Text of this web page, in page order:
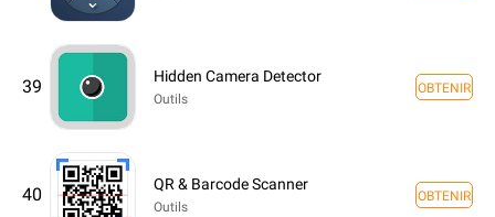
39
Hidden Camera Detector
Outils
OBTENIR
40
QR & Barcode Scanner
Outils
OBTENIR